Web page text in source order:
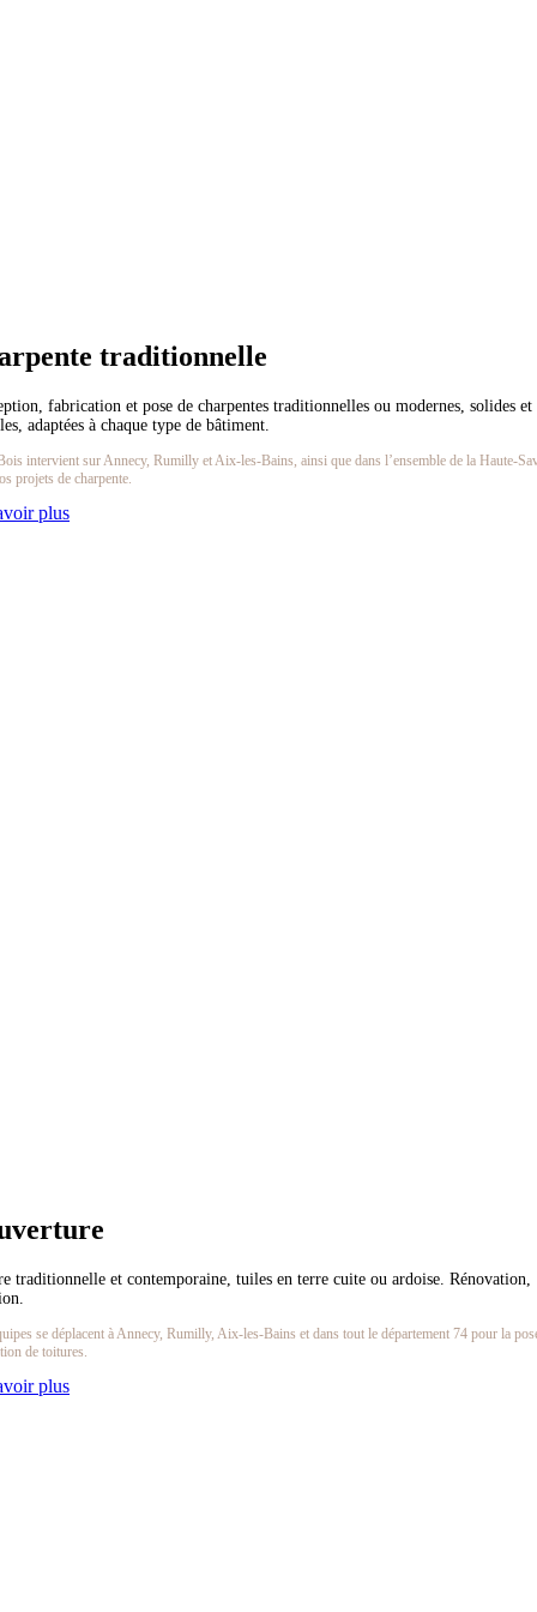
traditionnelle
fabrication et pose de charpentes traditionnelles ou modernes, solides et
adaptées à chaque type de bâtiment.
intervient sur Annecy, Rumilly et Aix-les-Bains, ainsi que dans l’ensemble de la Haute-
projets de charpente.
plus
traditionnelle et contemporaine, tuiles en terre cuite ou ardoise. Rénovation,
se déplacent à Annecy, Rumilly, Aix-les-Bains et dans tout le département 74 pour la
de toitures.
plus